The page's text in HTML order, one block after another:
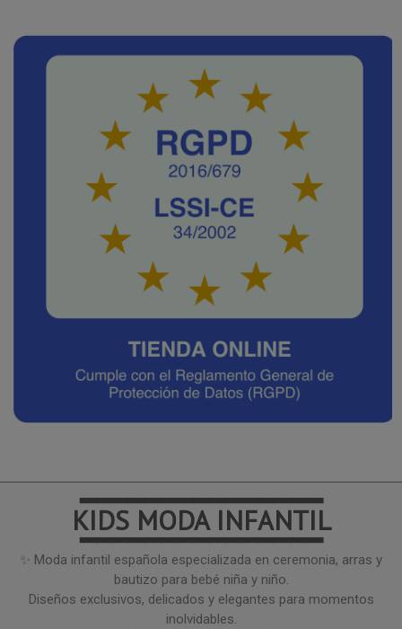
━━━━━━━━━━━━━━━
KIDS MODA INFANTIL
━━━━━━━━━━━━━━━
✨ Moda infantil española especializada en ceremonia, arras y
bautizo para bebé niña y niño.
Diseños exclusivos, delicados y elegantes para momentos
inolvidables.